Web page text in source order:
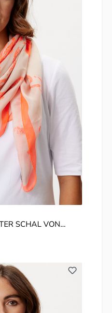
SCHAL VON